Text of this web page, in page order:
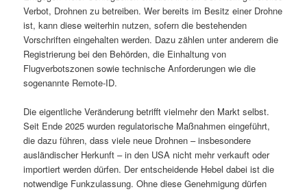
Verbot, Drohnen zu betreiben. Wer bereits im Besitz einer Drohne
ist, kann diese weiterhin nutzen, sofern die bestehenden
Vorschriften eingehalten werden. Dazu zählen unter anderem die
Registrierung bei den Behörden, die Einhaltung von
Flugverbotszonen sowie technische Anforderungen wie die
sogenannte Remote-ID.
Die eigentliche Veränderung betrifft vielmehr den Markt selbst.
Seit Ende 2025 wurden regulatorische Maßnahmen eingeführt,
die dazu führen, dass viele neue Drohnen – insbesondere
ausländischer Herkunft – in den USA nicht mehr verkauft oder
importiert werden dürfen. Der entscheidende Hebel dabei ist die
notwendige Funkzulassung. Ohne diese Genehmigung dürfen